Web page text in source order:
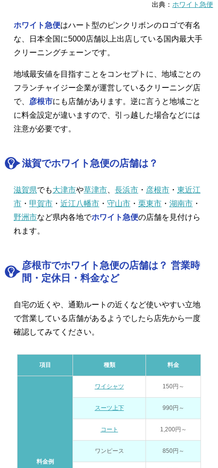
出典： ホワイト急便
ホワイト急便はハート型のピンクリボンのロゴで有名
な、日本全国に5000店舗以上出店している国内最大手
クリーニングチェーンです。
地域最安値を目指すことをコンセプトに、地域ごとの
フランチャイジー企業が運営しているクリーニング店
で、 彦根市にも店舗があります。逆に言うと地域ごと
に料金設定が違いますので、引っ越した場合などには
注意が必要です。
滋賀でホワイト急便の店舗は？
滋賀県でも大津市や草津市 長浜市 ・ 彦根市 ・ 東近江
市 ・ 甲賀市 ・ 近江八幡市 ・ 守山市 ・ 栗東市 ・ 湖南市 ・
野洲市など県内各地でホワイト急便の店舗を見付けら
れます。
彦根市でホワイト急便の店舗は？ 営業時
間・定休日・料金など
自宅の近くや、通勤ルートの近くなど使いやすい立地
で営業している店舗があるようでしたら店先から一度
確認してみてください。
項目 種類 料金
料金例
ワイシャツ 150円～
スーツ上下 990円～
コート 1,200円～
ワンピース 850円～